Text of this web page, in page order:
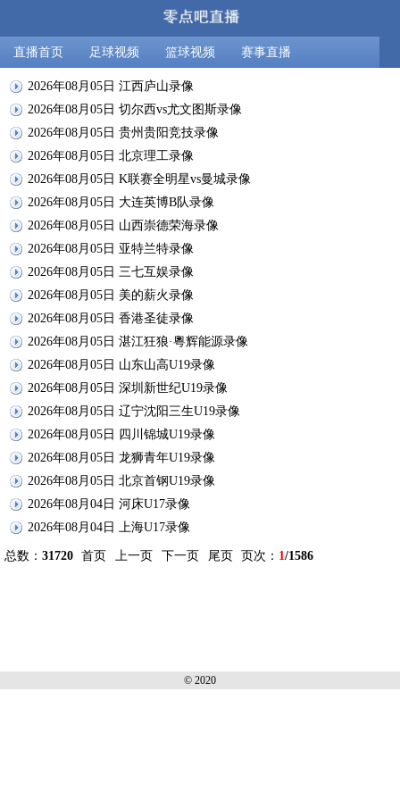
直播首页 足球视频 篮球视频 赛事直播
2026年08月05日 江西庐山录像
2026年08月05日 切尔西vs尤文图斯录像
2026年08月05日 贵州贵阳竞技录像
2026年08月05日 北京理工录像
2026年08月05日 K联赛全明星vs曼城录像
2026年08月05日 大连英博B队录像
2026年08月05日 山西崇德荣海录像
2026年08月05日 亚特兰特录像
2026年08月05日 三七互娱录像
2026年08月05日 美的薪火录像
2026年08月05日 香港圣徒录像
2026年08月05日 湛江狂狼·粵辉能源录像
2026年08月05日 山东山高U19录像
2026年08月05日 深圳新世纪U19录像
2026年08月05日 辽宁沈阳三生U19录像
2026年08月05日 四川锦城U19录像
2026年08月05日 龙狮青年U19录像
2026年08月05日 北京首钢U19录像
2026年08月04日 河床U17录像
2026年08月04日 上海U17录像
总数： 31720 首页 上一页 下一页 尾页 页次： 1/1586
© 2020